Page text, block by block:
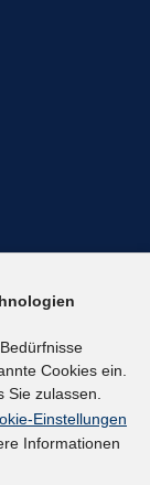
Cookies ein.
Sie zulassen.
Einstellungen
Informationen